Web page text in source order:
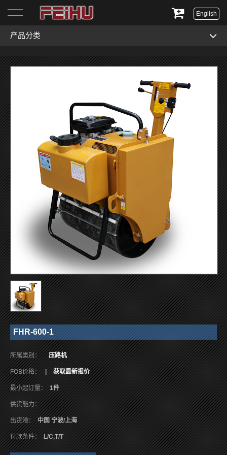
English
产品分类
FHR-600-1
所属类别： 压路机
FOB价格： | 获取最新报价
最小起订量： 1件
供货能力：
出货港： 中国 宁波/上海
付款条件： L/C,T/T
首页
关于我们
新闻资讯
联系我们